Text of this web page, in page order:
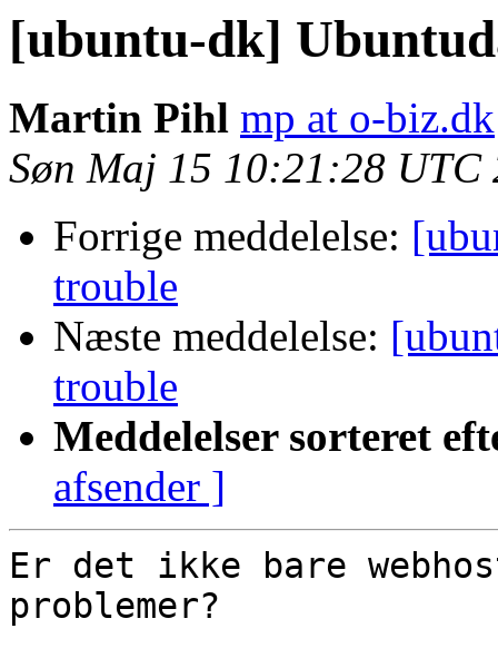
[ubuntu-dk]
Martin Pihl mp at o-biz.dk
Søn Maj 15 10:21:28 UTC
Forrige meddelelse:
trouble
Næste meddelelse:
trouble
Meddelelser sorteret
afsender ]
Er det ikke bare
problemer?